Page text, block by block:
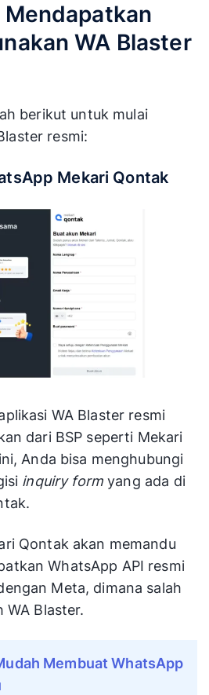
WA Blaster
berikut untuk mulai
resmi:
Mekari Qontak
WA Blaster resmi
dari BSP seperti Mekari
Anda bisa menghubungi
inquiry form yang ada di
Qontak akan memandu
WhatsApp API resmi
Meta, dimana salah
WA Blaster.
Membuat WhatsApp